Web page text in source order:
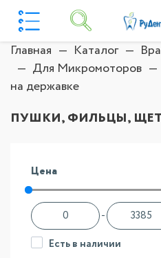
Главная Каталог
Для Микромоторов
на державке
ПУШКИ, ФИЛЬЦЫ,
Цена
-
Есть в наличии